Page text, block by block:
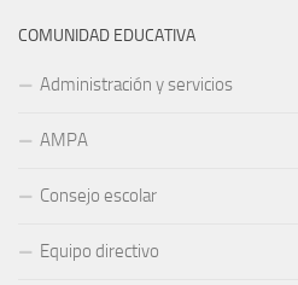
COMUNIDAD EDUCATIVA
Administración y servicios
AMPA
Consejo escolar
Equipo directivo